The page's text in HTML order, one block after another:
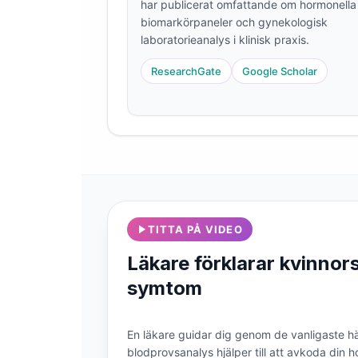
har publicerat omfattande om hormonella
biomarkörpaneler och gynekologisk
laboratorieanalys i klinisk praxis.
ResearchGate Google Scholar
TITTA PÅ VIDEO
Läkare förklarar
symtom
En läkare guidar dig genom de vanligaste
blodprovsanalys hjälper till att avkoda din
Occitan
Afrikaans
Монгол
ພາສາລາວ
Basa Jawa
Беларуская мова
Esperanto
Frysk